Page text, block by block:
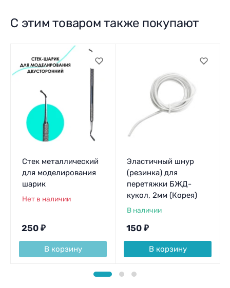
С этим товаром также покупают
Стек металлический
для моделирования
шарик
Нет в наличии
250 ₽
В корзину
Эластичный шнур
(резинка) для
перетяжки БЖД-
кукол, 2мм (Корея)
В наличии
150 ₽
В корзину